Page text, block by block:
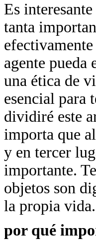
Es
tanta
agente pueda
una ética de
esencial para
dividiré este
importa que
y en tercer
importante.
objetos son
la propia vida.
por qué